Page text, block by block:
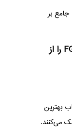
بر
چرا فایروال فورتی گیت FG-5001E را از
بهترین
می‌کنند.